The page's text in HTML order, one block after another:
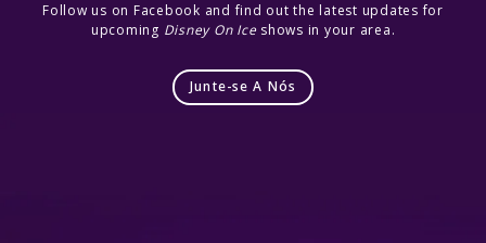
Follow us on Facebook and find out the latest updates for
upcoming Disney On Iceshows in your area.
Junte-se A Nós